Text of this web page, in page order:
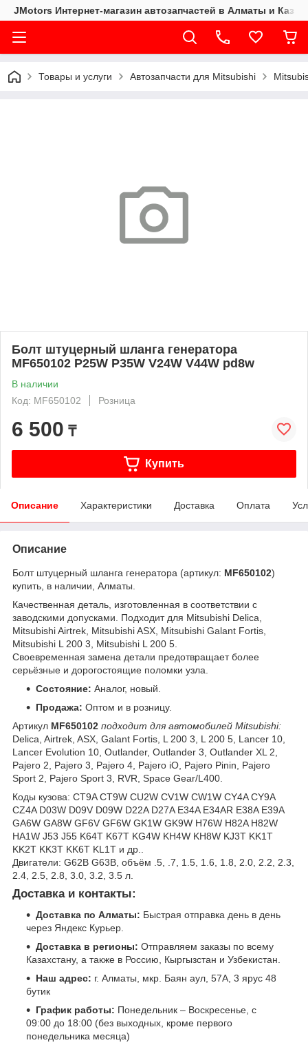
JMotors Интернет-магазин автозапчастей в Алматы и
Товары и услуги Автозапчасти для Mitsubishi
Болт штуцерный шланга генератора
MF650102 P25W P35W V24W V44W pd8w
В наличии
Код: MF650102
Розница
6 500 ₸
Купить
Описание Характеристики Доставка Оплата
Описание
Болт штуцерный шланга генератора (артикул: MF650102)
купить, в наличии, Алматы.
Качественная деталь, изготовленная в соответствии с
заводскими допусками. Подходит для Mitsubishi Delica,
Mitsubishi Airtrek, Mitsubishi ASX, Mitsubishi Galant Fortis,
Mitsubishi L 200 3, Mitsubishi L 200 5.
Своевременная замена детали предотвращает более
серьёзные и дорогостоящие поломки узла.
Состояние: Аналог, новый.
Продажа: Оптом и в розницу.
Артикул MF650102 подходит для автомобилей Mitsubishi:
Delica, Airtrek, ASX, Galant Fortis, L 200 3, L 200 5, Lancer 10,
Lancer Evolution 10, Outlander, Outlander 3, Outlander XL 2,
Pajero 2, Pajero 3, Pajero 4, Pajero iO, Pajero Pinin, Pajero
Sport 2, Pajero Sport 3, RVR, Space Gear/L400.
Коды кузова: CT9A CT9W CU2W CV1W CW1W CY4A CY9A
CZ4A D03W D09V D09W D22A D27A E34A E34AR E38A E39A
GA6W GA8W GF6V GF6W GK1W GK9W H76W H82A H82W
HA1W J53 J55 K64T K67T KG4W KH4W KH8W KJ3T KK1T
KK2T KK3T KK6T KL1T и др..
Двигатели: G62B G63B, объём .5, .7, 1.5, 1.6, 1.8, 2.0, 2.2, 2.3,
2.4, 2.5, 2.8, 3.0, 3.2, 3.5 л.
Доставка и контакты:
Доставка по Алматы: Быстрая отправка день в день
через Яндекс Курьер.
Доставка в регионы: Отправляем заказы по всему
Казахстану, а также в Россию, Кыргызстан и Узбекистан.
Наш адрес: г. Алматы, мкр. Баян аул, 57А, 3 ярус 48
бутик
График работы: Понедельник – Воскресенье, с
09:00 до 18:00 (без выходных, кроме первого
понедельника месяца)